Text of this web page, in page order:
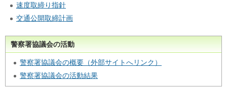
速度取締り指針
交通公開取締計画
警察署協議会の活動
警察署協議会の概要（外部サイトへリンク）
警察署協議会の活動結果